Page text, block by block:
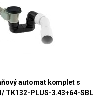
automat komplet s
TK132-PLUS-3.43+64-SBL